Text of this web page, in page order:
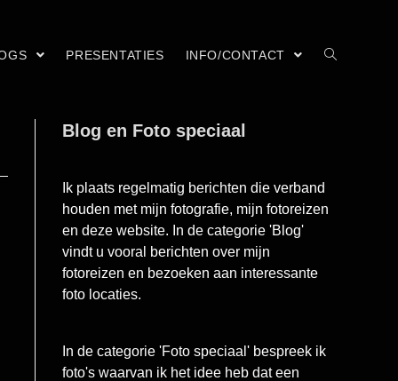
PRESENTATIES INFO/CONTACT
Blog en Foto speciaal
Ik plaats regelmatig berichten die verband
houden met mijn fotografie, mijn fotoreizen
en deze website. In de categorie 'Blog'
vindt u vooral berichten over mijn
fotoreizen en bezoeken aan interessante
foto locaties.
In de categorie 'Foto speciaal' bespreek ik
foto's waarvan ik het idee heb dat een